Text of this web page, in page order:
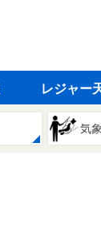
レジャー
気